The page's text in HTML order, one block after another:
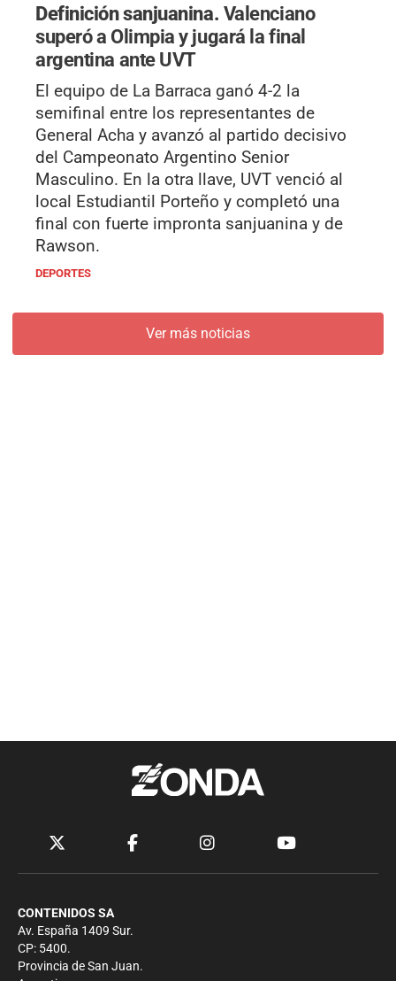
Definición sanjuanina. Valenciano
superó a Olimpia y jugará la final
argentina ante UVT
El equipo de La Barraca ganó 4-2 la
semifinal entre los representantes de
General Acha y avanzó al partido decisivo
del Campeonato Argentino Senior
Masculino. En la otra llave, UVT venció al
local Estudiantil Porteño y completó una
final con fuerte impronta sanjuanina y de
Rawson.
DEPORTES
Ver más noticias
CONTENIDOS SA
Av. España 1409 Sur.
CP: 5400.
Provincia de San Juan.